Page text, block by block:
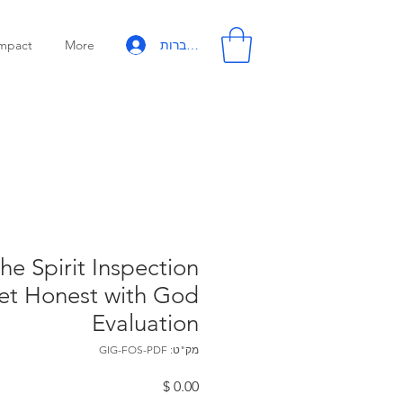
More להתחברות
Spirit Inspection
Honest with God
Evaluation
מק"ט: GIG-FOS-PDF
מחיר